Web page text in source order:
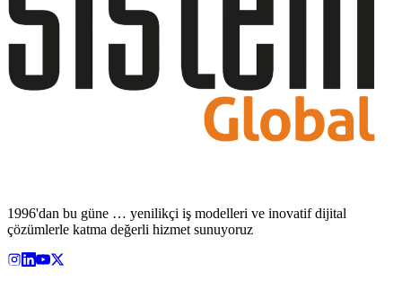
1996'dan bu güne … yenilikçi iş modelleri ve inovatif dijital
çözümlerle katma değerli hizmet sunuyoruz